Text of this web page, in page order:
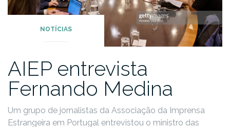
NOTÍCIAS
AIEP entrevista
Fernando Medina
Um grupo de jornalistas da Associação da Imprensa
Estrangeira em Portugal entrevistou o ministro das